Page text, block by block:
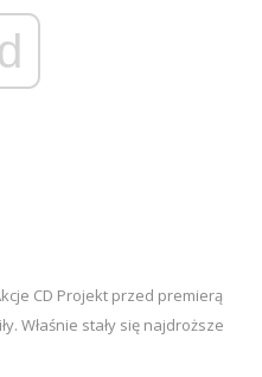
CD Projekt przed premierą
Właśnie stały się najdroższe